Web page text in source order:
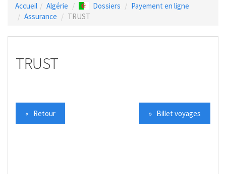
Accueil Algérie Dossiers
Payement en ligne
Assurance
TRUST
TRUST
« Retour » Billet voyages